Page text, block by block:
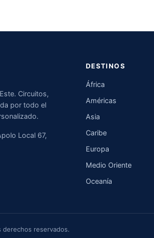
Circuitos,
por todo el
Local 67,
DESTINOS
África
Américas
Asia
Caribe
Europa
Medio Oriente
Oceanía
derechos reservados.